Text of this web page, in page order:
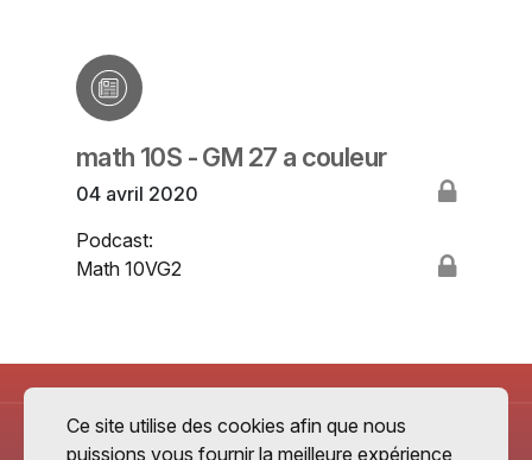
math 10S - GM 27 a couleur
04 avril 2020
Podcast:
Math 10VG2
Ce site utilise des cookies afin que nous
puissions vous fournir la meilleure expérience